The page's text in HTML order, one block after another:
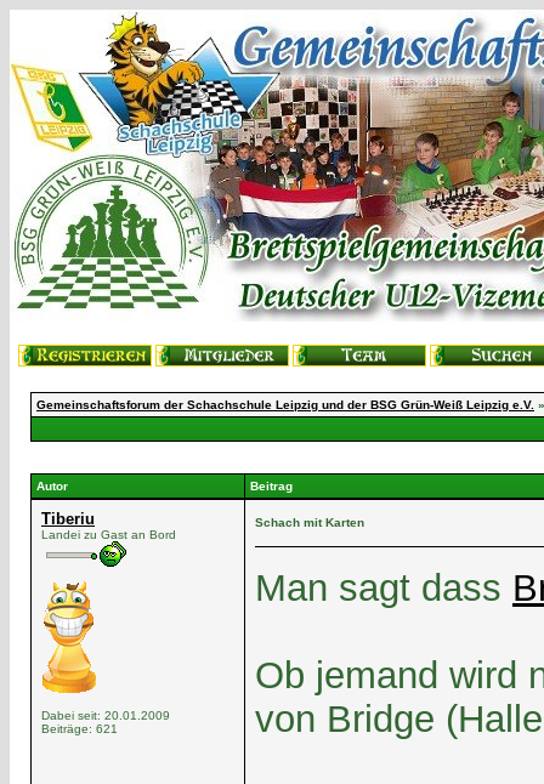
Gemeinschaftsforum der Schachschule Leipzig und der BSG Grün-Weiß Leipzig e.V.
Autor Beitrag
Tiberiu
Landei zu Gast an Bord
Dabei seit: 20.01.2009
Beiträge: 621
Schach mit Karten
Man sagt dass
Ob jemand wird
von Bridge